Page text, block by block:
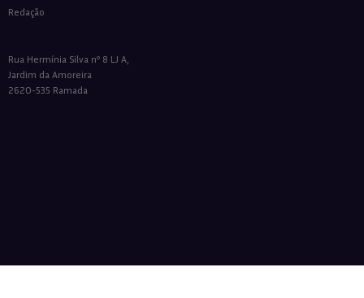
Redação
Rua Hermínia Silva nº 8 LJ A,
Jardim da Amoreira
2620-535 Ramada